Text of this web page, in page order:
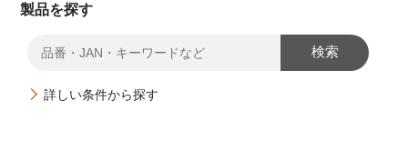
製品を探す
検索
詳しい条件から探す